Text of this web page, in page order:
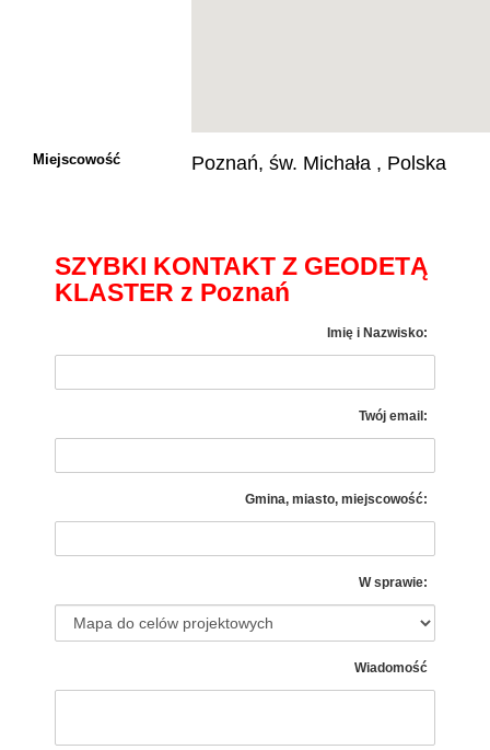
Miejscowość Poznań, św. Michała , Polska
SZYBKI KONTAKT Z GEODETĄ
KLASTER z Poznań
Imię i Nazwisko:
Twój email:
Gmina, miasto, miejscowość:
W sprawie:
Wiadomość